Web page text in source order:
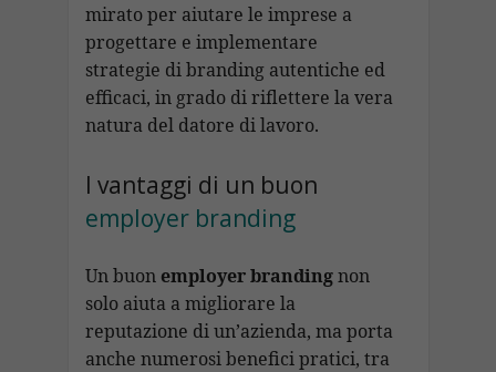
mirato per aiutare le imprese a
progettare e implementare
strategie di branding autentiche ed
efficaci, in grado di riflettere la vera
natura del datore di lavoro.
I vantaggi di un buon
employer branding
Un buon employer brandingnon
solo aiuta a migliorare la
reputazione di un’azienda, ma porta
anche numerosi benefici pratici, tra